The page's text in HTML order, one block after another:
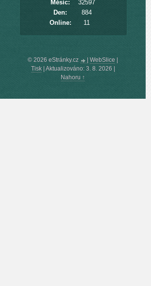
Online: 11
Měsíc:
32597
Den:
884
© 2026 eStránky.cz WebSlice
Tisk| Aktualizováno: 3. 8. 2026
Nahoru ↑